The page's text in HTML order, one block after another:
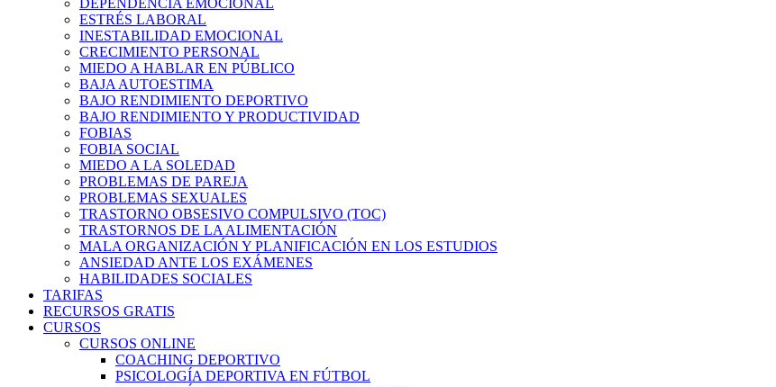
DEPENDENCIA EMOCIONAL
ESTRÉS LABORAL
INESTABILIDAD EMOCIONAL
CRECIMIENTO PERSONAL
MIEDO A HABLAR EN PÚBLICO
BAJA AUTOESTIMA
BAJO RENDIMIENTO DEPORTIVO
BAJO RENDIMIENTO Y PRODUCTIVIDAD
FOBIAS
FOBIA SOCIAL
MIEDO A LA SOLEDAD
PROBLEMAS DE PAREJA
PROBLEMAS SEXUALES
TRASTORNO OBSESIVO COMPULSIVO (TOC)
TRASTORNOS DE LA ALIMENTACIÓN
MALA ORGANIZACIÓN Y PLANIFICACIÓN EN LOS ESTUDIOS
ANSIEDAD ANTE LOS EXÁMENES
HABILIDADES SOCIALES
TARIFAS
RECURSOS GRATIS
CURSOS
CURSOS ONLINE
COACHING DEPORTIVO
PSICOLOGÍA DEPORTIVA EN FÚTBOL